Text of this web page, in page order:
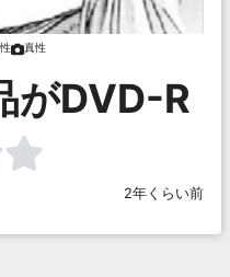
真性
がDVD-R
2年くらい前